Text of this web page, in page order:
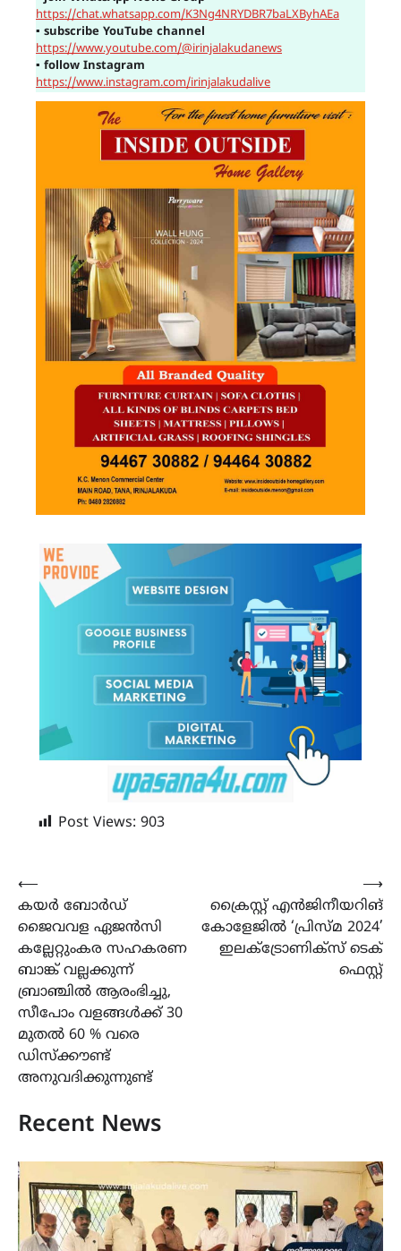
https://chat.whatsapp.com/K3Ng4NRYDBR7baLXByhAEa
▪ subscribe YouTube channel
https://www.youtube.com/@irinjalakudanews
▪ follow Instagram
https://www.instagram.com/irinjalakudalive
Post Views: 903
Post
navigation
⟵
കയർ ബോർഡ്
ജൈവവള ഏജൻസി
കല്ലേറ്റുംകര സഹകരണ
ബാങ്ക് വല്ലക്കുന്ന്
ബ്രാഞ്ചിൽ ആരംഭിച്ചു,
സീപോം വളങ്ങൾക്ക് 30
മുതൽ 60 % വരെ
ഡിസ്ക്കൗണ്ട്
അനുവദിക്കുന്നുണ്ട്
ക്രൈസ്റ്റ് എൻജിനീയറിങ്
കോളേജിൽ ‘പ്രിസ്മ 2024’
ഇലക്ട്രോണിക്സ് ടെക്
ഫെസ്റ്റ്
⟶
Recent News